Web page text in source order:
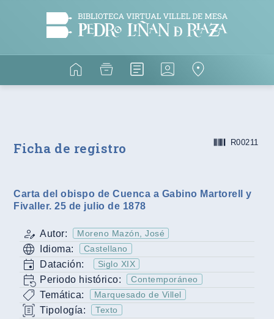
Ficha de registro R00211
Carta del obispo de Cuenca a Gabino Martorell y
Fivaller. 25 de julio de 1878
Autor: Moreno Mazón, José
Idioma: Castellano
Datación: Siglo XIX
Periodo histórico: Contemporáneo
Temática: Marquesado de Villel
Tipología: Texto